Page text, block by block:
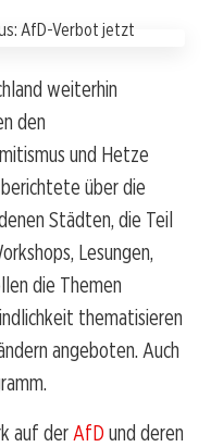
weiterhin
den
und Hetze
berichtete über die
Städten, die Teil
Lesungen,
die Themen
thematisieren
angeboten. Auch
auf der AfD und deren